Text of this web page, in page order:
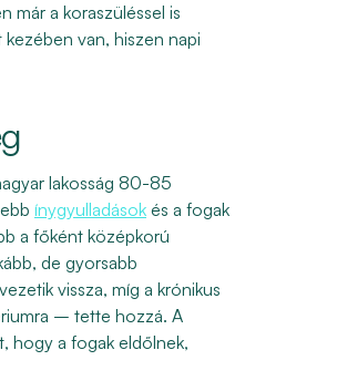
már a koraszüléssel is
van, hiszen napi
lakosság 80-85
ínygyulladások és a fogak
a főként középkorú
de gyorsabb
vissza, míg a krónikus
– tette hozzá. A
hogy a fogak eldőlnek,